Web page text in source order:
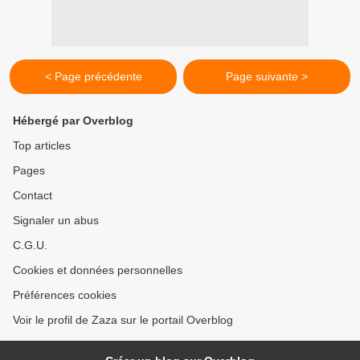
< Page précédente Page suivante >
Hébergé par Overblog
Top articles
Pages
Contact
Signaler un abus
C.G.U.
Cookies et données personnelles
Préférences cookies
Voir le profil de Zaza sur le portail Overblog